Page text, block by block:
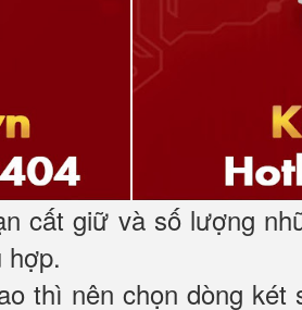
cất giữ và số lượng
hợp.
thì nên chọn dòng két